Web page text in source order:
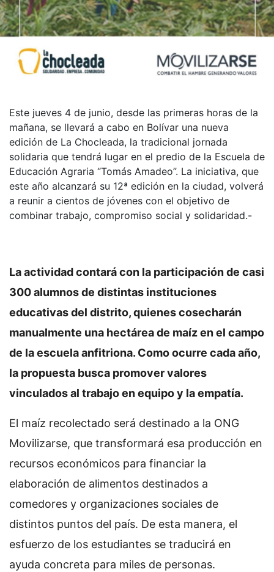
Este jueves 4 de junio, desde las primeras horas de la
mañana, se llevará a cabo en Bolívar una nueva
edición de La Chocleada, la tradicional jornada
solidaria que tendrá lugar en el predio de la Escuela de
Educación Agraria “Tomás Amadeo”. La iniciativa, que
este año alcanzará su 12ª edición en la ciudad, volverá
a reunir a cientos de jóvenes con el objetivo de
combinar trabajo, compromiso social y solidaridad.-
La actividad contará con la participación de casi
300 alumnos de distintas instituciones
educativas del distrito, quienes cosecharán
manualmente una hectárea de maíz en el campo
de la escuela anfitriona. Como ocurre cada año,
la propuesta busca promover valores
vinculados al trabajo en equipo y la empatía.
El maíz recolectado será destinado a la ONG
Movilizarse, que transformará esa producción en
recursos económicos para financiar la
elaboración de alimentos destinados a
comedores y organizaciones sociales de
distintos puntos del país. De esta manera, el
esfuerzo de los estudiantes se traducirá en
ayuda concreta para miles de personas.